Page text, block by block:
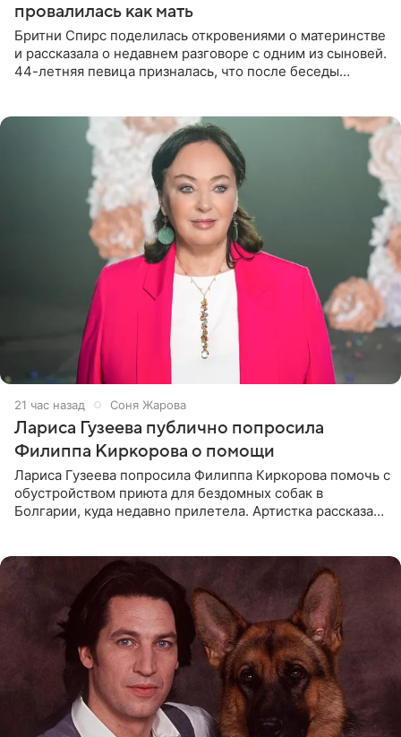
провалилась как мать
Бритни Спирс поделилась откровениями о материнстве
и рассказала о недавнем разговоре с одним из сыновей.
44-летняя певица призналась, что после беседы
21 час назад Соня Жарова
Лариса Гузеева публично попросила
Филиппа Киркорова о помощи
Лариса Гузеева попросила Филиппа Киркорова помочь с
обустройством приюта для бездомных собак в
Болгарии, куда недавно прилетела. Артистка рассказала